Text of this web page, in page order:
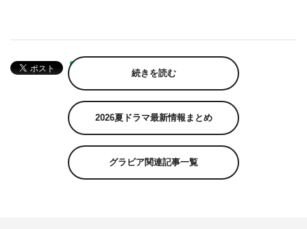
続きを読む
2026夏ドラマ最新情報まとめ
グラビア関連記事一覧